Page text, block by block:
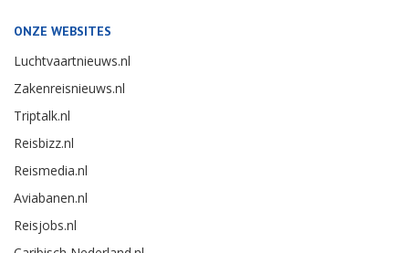
ONZE WEBSITES
Luchtvaartnieuws.nl
Zakenreisnieuws.nl
Triptalk.nl
Reisbizz.nl
Reismedia.nl
Aviabanen.nl
Reisjobs.nl